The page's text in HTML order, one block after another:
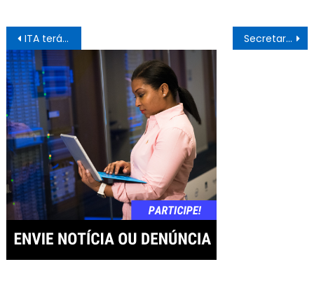
Navegação
de
Post
ITA terá primeiro vestibular com candidato com deficiência física Secretaria de Saúde realizará pesagem do Auxílio Brasil no Residencial Juazeiro nesta terça e quarta-feira